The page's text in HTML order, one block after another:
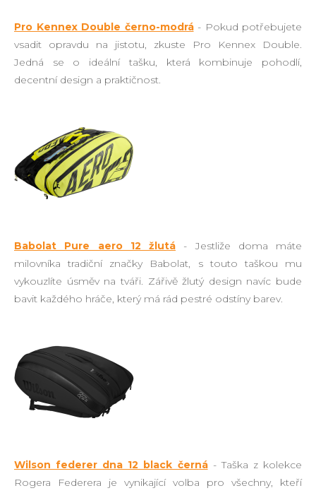
Pro Kennex Double černo-modrá- Pokud potřebujete
vsadit opravdu na jistotu, zkuste Pro Kennex Double.
Jedná se o ideální tašku, která kombinuje pohodlí,
decentní design a praktičnost.
Babolat Pure aero 12 žlutá - Jestliže doma máte
milovníka tradiční značky Babolat, s touto taškou mu
vykouzlíte úsměv na tváři. Zářivě žlutý design navíc bude
bavit každého hráče, který má rád pestré odstíny barev.
Wilson federer dna 12 black černá- Taška z kolekce
Rogera Federera je vynikající volba pro všechny, kteří